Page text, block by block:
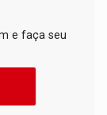
e faça seu